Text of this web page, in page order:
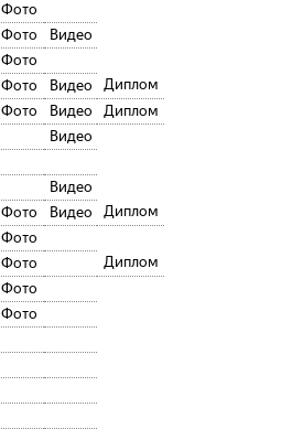
Фото
Фото
Видео
Фото
Фото Видео
Диплом
Фото Видео
Диплом
Видео
Видео
Фото Видео
Диплом
Фото
Фото
Диплом
Фото
Фото